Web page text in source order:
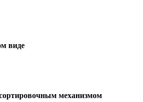
виде
механизмом